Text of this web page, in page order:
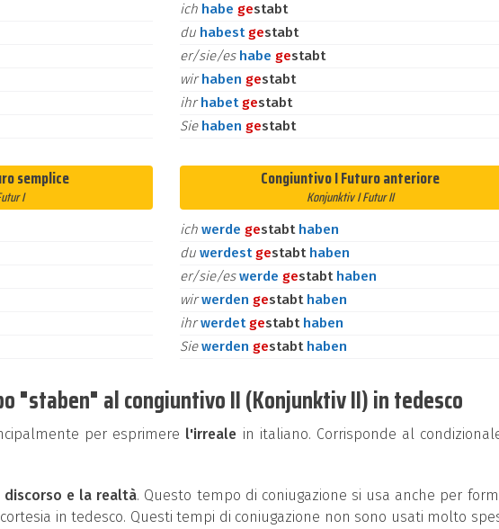
ich habe gestabt
du habest gestabt
er/sie/es habe gestabt
wirhaben gestabt
ihrhabet gestabt
Sie haben gestabt
semplice
I
Congiuntivo I Futuro anteriore
Konjunktiv I Futur II
ich werde gestabt haben
du werdest gestabt haben
er/sie/eswerde gestabt haben
wirwerden gestabt haben
ihrwerdet gestabt haben
Siewerden gestabt haben
"staben" al congiuntivo II (Konjunktiv II) in tedesco
per esprimere l'irreale in italiano. Corrisponde al
e la realtà. Questo tempo di coniugazione si usa anche per
in tedesco. Questi tempi di coniugazione non sono usati molto